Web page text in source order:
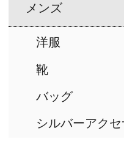
メンズ
洋服
靴
バッグ
シルバーアク